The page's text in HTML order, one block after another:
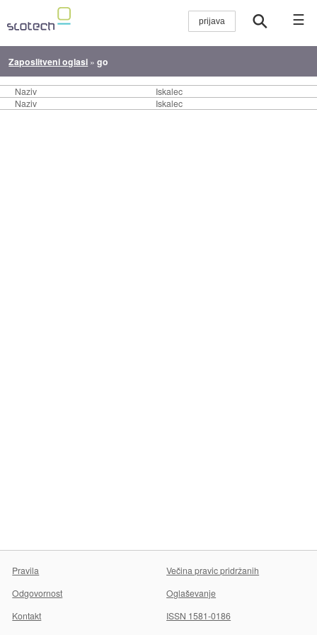
☰
Zaposlitveni oglasi »go
Naziv
Iskalec
Naziv
Iskalec
Pravila
Večina pravic pridržanih
Odgovornost
Oglaševanje
Kontakt
ISSN 1581-0186